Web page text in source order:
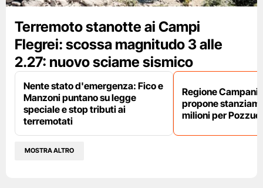
Terremoto stanotte ai Campi
Flegrei: scossa magnitudo 3 alle
2.27: nuovo sciame sismico
Nente stato d'emergenza: Fico e
Manzoni puntano su legge
speciale e stop tributi ai
terremotati
Regione
propone
milioni per
MOSTRA ALTRO